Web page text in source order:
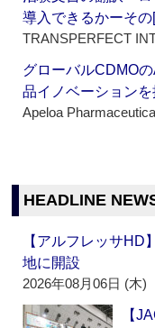
導入できるかーその
TRANSPERFECT
グローバルCDMO
品イノベーションを
Apeloa
HEADLINE
【アルフレッサHD
地に開設
2026年08月06日 (木)
【